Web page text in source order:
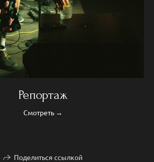
Репортаж
Смотреть →
Поделиться ссылкой